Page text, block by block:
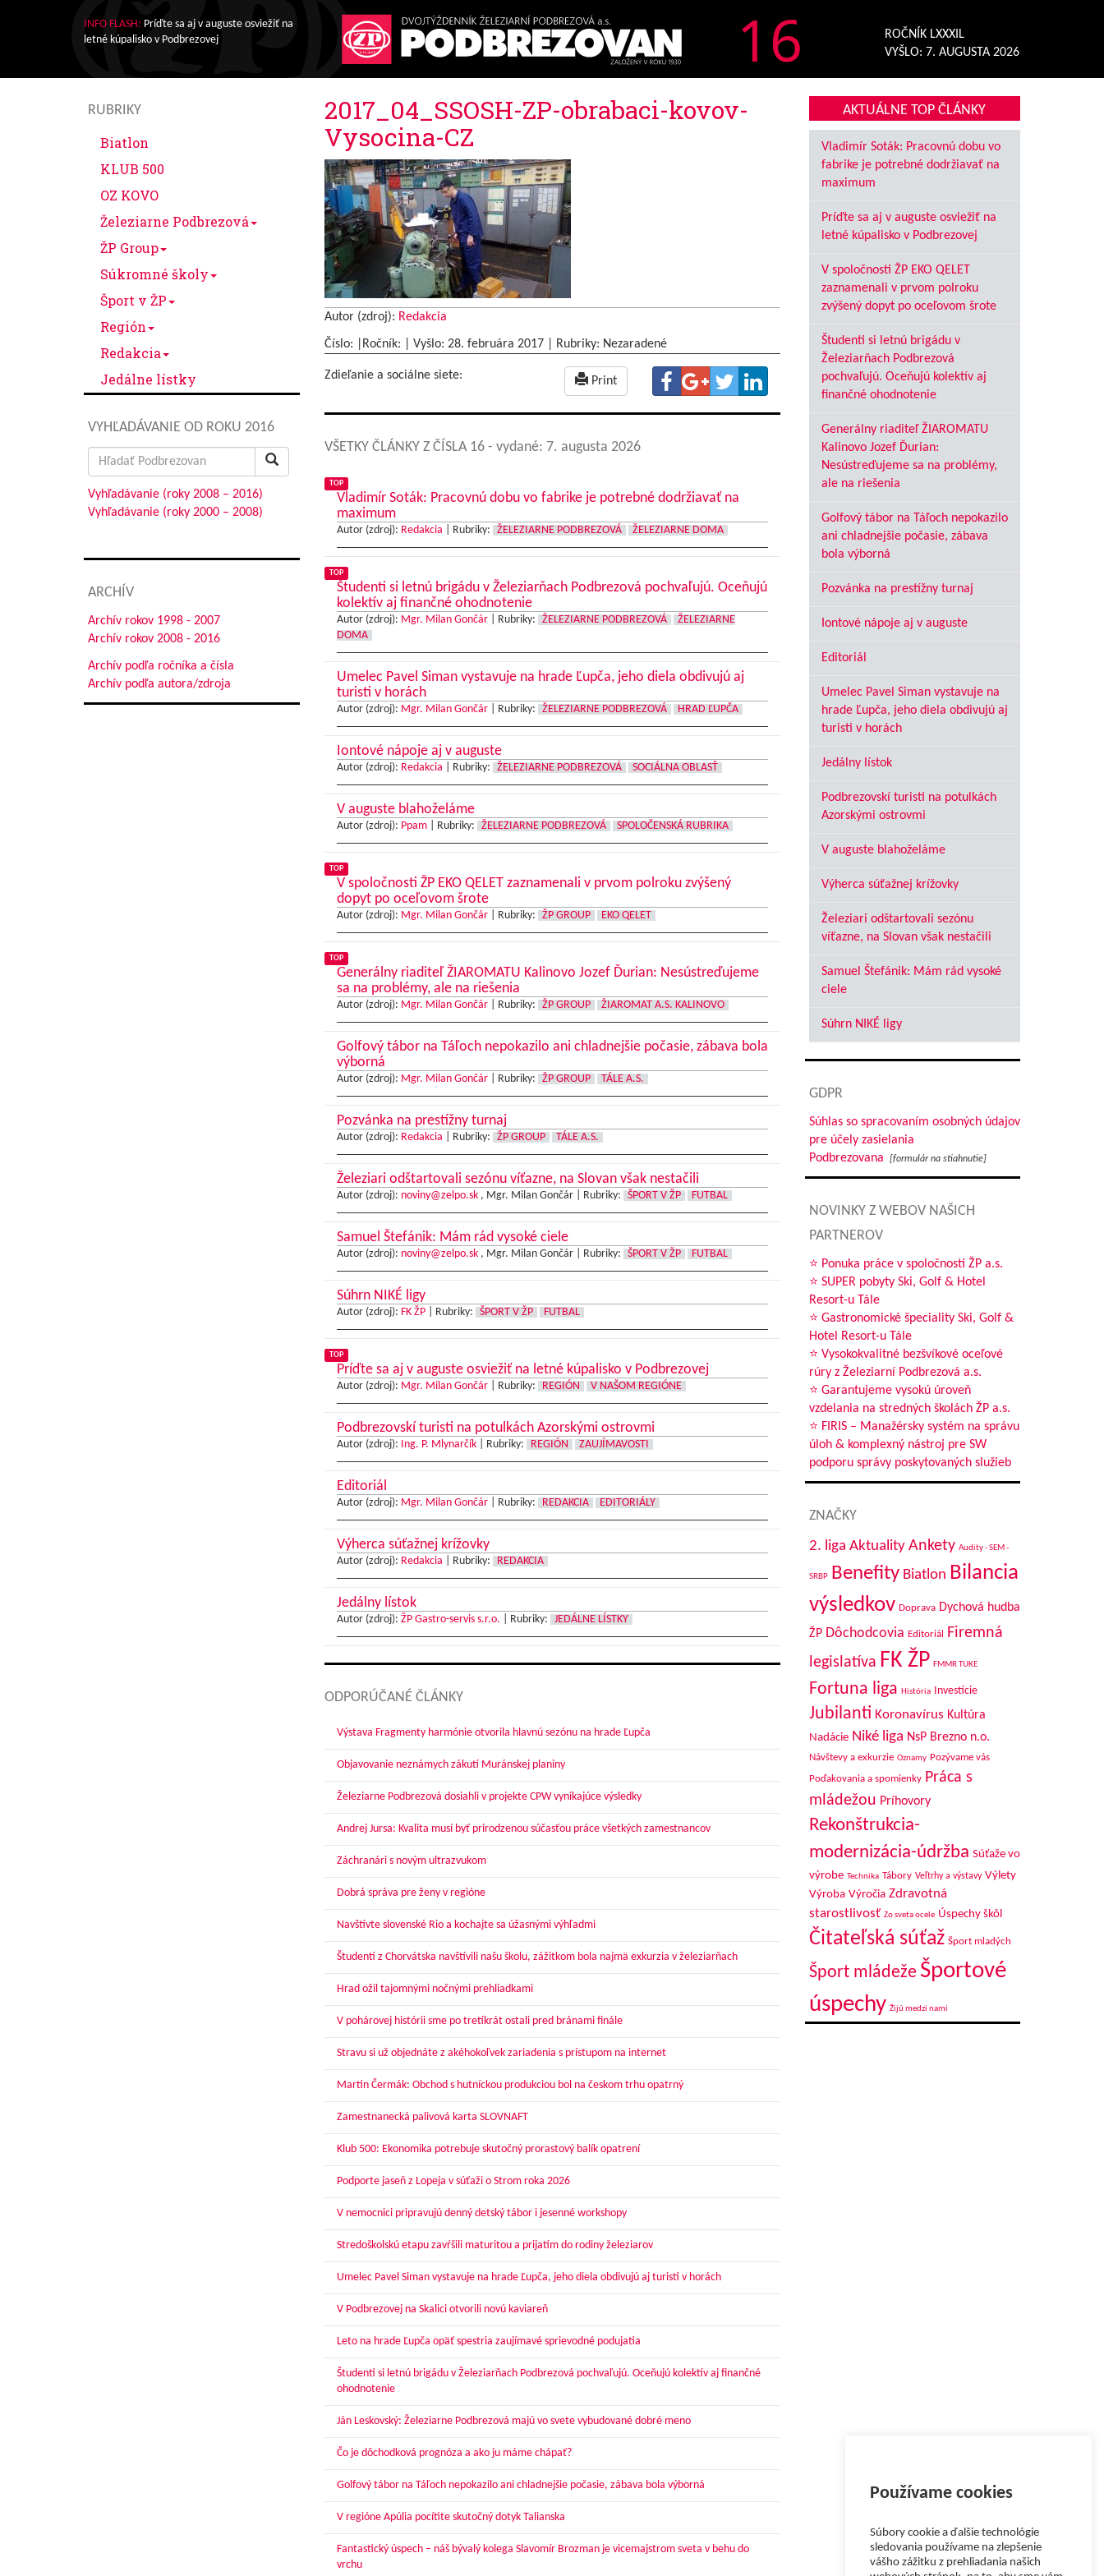
INFO FLASH: Príďte sa aj v auguste osviežiť na
letné kúpalisko v Podbrezovej
16
ROČNÍK LXXXIL
VYŠLO: 7. AUGUSTA 2026
RUBRIKY
Biatlon
KLUB 500
OZ KOVO
Železiarne Podbrezová
ŽP Group
Súkromné školy
Šport v ŽP
Región
Redakcia
Jedálne lístky
VYHĽADÁVANIE OD ROKU 2016
Search
for:
Vyhľadávanie (roky 2008 – 2016)
Vyhľadávanie (roky 2000 – 2008)
ARCHÍV
Archív rokov 1998 - 2007
Archív rokov 2008 - 2016
Archív podľa ročníka a čísla
Archív podľa autora/zdroja
2017_04_SSOSH-ZP-obrabaci-kovov-
Vysocina-CZ
Autor (zdroj): Redakcia
Číslo: |Ročník: | Vyšlo: 28. februára 2017| Rubriky: Nezaradené
Zdieľanie a sociálne siete: Print
VŠETKY ČLÁNKY Z ČÍSLA 16 - vydané: 7. augusta 2026
TOP
Vladimír Soták: Pracovnú dobu vo fabrike je potrebné dodržiavať na
maximum
Autor (zdroj): Redakcia Rubriky: ŽELEZIARNE PODBREZOVÁ ŽELEZIARNE DOMA
TOP
Študenti si letnú brigádu v Železiarňach Podbrezová pochvaľujú. Oceňujú
kolektív aj finančné ohodnotenie
Autor (zdroj): Mgr. Milan Gončár| Rubriky: ŽELEZIARNE PODBREZOVÁ
ŽELEZIARNE
DOMA
Umelec Pavel Siman vystavuje na hrade Ľupča, jeho diela obdivujú aj
turisti v horách
Autor (zdroj): Mgr. Milan Gončár| Rubriky: ŽELEZIARNE PODBREZOVÁ HRAD ĽUPČA
Iontové nápoje aj v auguste
Autor (zdroj): Redakcia Rubriky: ŽELEZIARNE PODBREZOVÁ SOCIÁLNA OBLASŤ
V auguste blahoželáme
Autor (zdroj): Ppam| Rubriky: ŽELEZIARNE PODBREZOVÁ SPOLOČENSKÁ RUBRIKA
TOP
V spoločnosti ŽP EKO QELET zaznamenali v prvom polroku zvýšený
dopyt po oceľovom šrote
Autor (zdroj): Mgr. Milan Gončár| Rubriky: ŽP GROUP EKO QELET
TOP
Generálny riaditeľ ŽIAROMATU Kalinovo Jozef Ďurian: Nesústreďujeme
sa na problémy, ale na riešenia
Autor (zdroj): Mgr. Milan Gončár| Rubriky: ŽP GROUP ŽIAROMAT A.S. KALINOVO
Golfový tábor na Táľoch nepokazilo ani chladnejšie počasie, zábava bola
výborná
Autor (zdroj): Mgr. Milan Gončár| Rubriky: ŽP GROUP TÁLE A.S.
Pozvánka na prestížny turnaj
Autor (zdroj): Redakcia Rubriky: ŽP GROUP TÁLE A.S.
Železiari odštartovali sezónu víťazne, na Slovan však nestačili
Autor (zdroj): noviny@zelpo.sk, Mgr. Milan Gončár | Rubriky: ŠPORT V ŽP FUTBAL
Samuel Štefánik: Mám rád vysoké ciele
Autor (zdroj): noviny@zelpo.sk, Mgr. Milan Gončár | Rubriky: ŠPORT V ŽP FUTBAL
Súhrn NIKÉ ligy
Autor (zdroj): FK ŽP| Rubriky: ŠPORT V ŽP FUTBAL
TOP
Príďte sa aj v auguste osviežiť na letné kúpalisko v Podbrezovej
Autor (zdroj): Mgr. Milan Gončár| Rubriky: REGIÓN V NAŠOM REGIÓNE
Podbrezovskí turisti na potulkách Azorskými ostrovmi
Autor (zdroj): Ing. P. Mlynarčík| Rubriky: REGIÓN ZAUJÍMAVOSTI
Editoriál
Autor (zdroj): Mgr. Milan Gončár| Rubriky: REDAKCIA EDITORIÁLY
Výherca súťažnej krížovky
Autor (zdroj): Redakcia Rubriky: REDAKCIA
Jedálny lístok
Autor (zdroj): ŽP Gastro-servis s.r.o. Rubriky: JEDÁLNE LÍSTKY
ODPORÚČANÉ ČLÁNKY
Výstava Fragmenty harmónie otvorila hlavnú sezónu na hrade Ľupča
Objavovanie neznámych zákutí Muránskej planiny
Železiarne Podbrezová dosiahli v projekte CPW vynikajúce výsledky
Andrej Jursa: Kvalita musí byť prirodzenou súčasťou práce všetkých zamestnancov
Záchranári s novým ultrazvukom
Dobrá správa pre ženy v regióne
Navštívte slovenské Rio a kochajte sa úžasnými výhľadmi
Študenti z Chorvátska navštívili našu školu, zážitkom bola najmä exkurzia v železiarňach
Hrad ožil tajomnými nočnými prehliadkami
V pohárovej histórii sme po tretíkrát ostali pred bránami finále
Stravu si už objednáte z akéhokoľvek zariadenia s prístupom na internet
Martin Čermák: Obchod s hutníckou produkciou bol na českom trhu opatrný
Zamestnanecká palivová karta SLOVNAFT
Klub 500: Ekonomika potrebuje skutočný prorastový balík opatrení
Podporte jaseň z Lopeja v súťaži o Strom roka 2026
V nemocnici pripravujú denný detský tábor i jesenné workshopy
Stredoškolskú etapu zavŕšili maturitou a prijatím do rodiny železiarov
Umelec Pavel Siman vystavuje na hrade Ľupča, jeho diela obdivujú aj turisti v horách
V Podbrezovej na Skalici otvorili novú kaviareň
Leto na hrade Ľupča opäť spestria zaujímavé sprievodné podujatia
Študenti si letnú brigádu v Železiarňach Podbrezová pochvaľujú. Oceňujú kolektív aj finančné
ohodnotenie
Ján Leskovský: Železiarne Podbrezová majú vo svete vybudované dobré meno
Čo je dôchodková prognóza a ako ju máme chápať?
Golfový tábor na Táľoch nepokazilo ani chladnejšie počasie, zábava bola výborná
V regióne Apúlia pocítite skutočný dotyk Talianska
Fantastický úspech – náš bývalý kolega Slavomír Brozman je vicemajstrom sveta v behu do
vrchu
AKTUÁLNE TOP ČLÁNKY
Vladimír Soták: Pracovnú dobu vo
fabrike je potrebné dodržiavať na
maximum
Príďte sa aj v auguste osviežiť na
letné kúpalisko v Podbrezovej
V spoločnosti ŽP EKO QELET
zaznamenali v prvom polroku
zvýšený dopyt po oceľovom šrote
Študenti si letnú brigádu v
Železiarňach Podbrezová
pochvaľujú. Oceňujú kolektív aj
finančné ohodnotenie
Generálny riaditeľ ŽIAROMATU
Kalinovo Jozef Ďurian:
Nesústreďujeme sa na problémy,
ale na riešenia
Golfový tábor na Táľoch nepokazilo
ani chladnejšie počasie, zábava
bola výborná
Pozvánka na prestížny turnaj
Iontové nápoje aj v auguste
Editoriál
Umelec Pavel Siman vystavuje na
hrade Ľupča, jeho diela obdivujú aj
turisti v horách
Jedálny lístok
Podbrezovskí turisti na potulkách
Azorskými ostrovmi
V auguste blahoželáme
Výherca súťažnej krížovky
Železiari odštartovali sezónu
víťazne, na Slovan však nestačili
Samuel Štefánik: Mám rád vysoké
ciele
Súhrn NIKÉ ligy
GDPR
Súhlas so spracovaním osobných údajov
pre účely zasielania
Podbrezovana
[formulár na stiahnutie]
NOVINKY Z WEBOV NAŠICH
PARTNEROV
⭐ Ponuka práce v spoločnosti ŽP a.s.
⭐ SUPER pobyty Ski, Golf & Hotel
Resort-u Tále
⭐ Gastronomické špeciality Ski, Golf &
Hotel Resort-u Tále
⭐ Vysokokvalitné bezšvíkové oceľové
rúry z Železiarní Podbrezová a.s.
⭐ Garantujeme vysokú úroveň
vzdelania na stredných školách ŽP a.s.
⭐ FIRIS – Manažérsky systém na správu
úloh & komplexný nástroj pre SW
podporu správy poskytovaných služieb
ZNAČKY
2. liga Aktuality Ankety Audity - SEM -
SRBP Benefity Biatlon Bilancia
výsledkov Doprava Dychová hudba
ŽP Dôchodcovia Editoriál
Firemná
legislatíva FK ŽP FMMR TUKE
Fortuna liga História Investície
Jubilanti Koronavírus Kultúra
Nadácie Niké liga NsP Brezno n.o.
Návštevy a exkurzie Oznamy Pozývame vás
Poďakovania a spomienky Práca s
mládežou Príhovory
Rekonštrukcia-
modernizácia-údržba Súťaže vo
výrobe Technika Tábory Veľtrhy a výstavy Výlety
Výroba Výročia Zdravotná
starostlivosť Zo sveta ocele Úspechy škôl
Čitateľská súťaž Šport mladých
Šport mládeže Športové
úspechy Žijú medzi nami
Používame cookies
Súbory cookie a ďalšie technológie
sledovania používame na zlepšenie
vášho zážitku z prehliadania našich